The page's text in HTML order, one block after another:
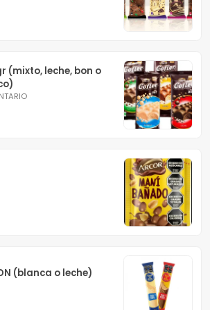
(mixto, leche, bon o
(blanca o leche)